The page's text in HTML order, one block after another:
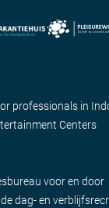
professionals in
Centers
voor en door
dag- en